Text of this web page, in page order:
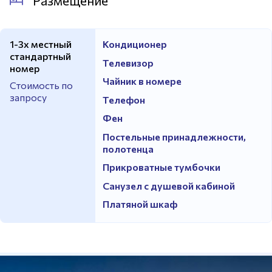
1-3х местный
стандартный
номер
Стоимость по
запросу
Кондиционер
Телевизор
Чайник в номере
Телефон
Фен
Постельные принадлежности,
полотенца
Прикроватные тумбочки
Санузел с душевой кабиной
Платяной шкаф